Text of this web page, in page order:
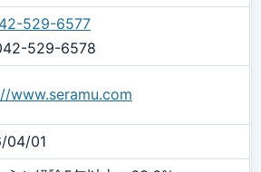
529-6577
529-6578
www.seramu.com
04/01